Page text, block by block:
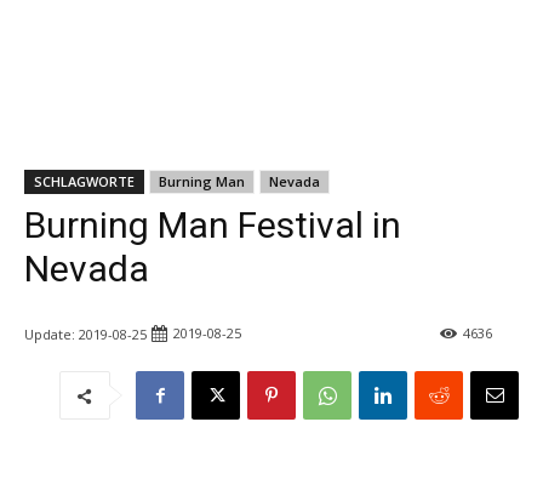
SCHLAGWORTE Burning Man Nevada
Burning Man Festival in
Nevada
Update: 2019-08-25 2019-08-25 4636